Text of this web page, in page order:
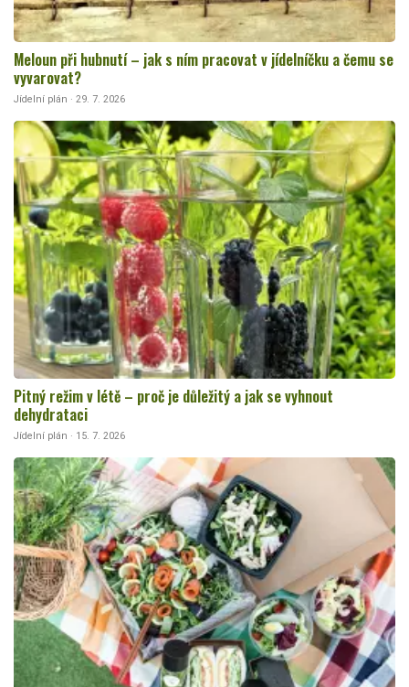
Meloun při hubnutí – jak s ním pracovat v jídelníčku a čemu se
vyvarovat?
Jídelní plán · 29. 7. 2026
Pitný režim v létě – proč je důležitý a jak se vyhnout
dehydrataci
Jídelní plán · 15. 7. 2026